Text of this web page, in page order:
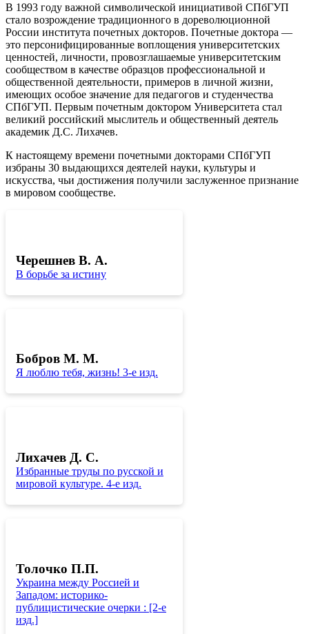
В 1993 году важной символической инициативой СПбГУП
стало возрождение традиционного в дореволюционной
России института почетных докторов. Почетные доктора —
это персонифицированные воплощения университетских
ценностей, личности, провозглашаемые университетским
сообществом в качестве образцов профессиональной и
общественной деятельности, примеров в личной жизни,
имеющих особое значение для педагогов и студенчества
СПбГУП. Первым почетным доктором Университета стал
великий российский мыслитель и общественный деятель
академик Д.С. Лихачев.
К настоящему времени почетными докторами СПбГУП
избраны 30 выдающихся деятелей науки, культуры и
искусства, чьи достижения получили заслуженное признание
в мировом сообществе.
Черешнев В. А.
В борьбе за истину
Бобров М. М.
Я люблю тебя, жизнь! 3-е изд.
Лихачев Д. С.
Избранные труды по русской и
мировой культуре. 4-е изд.
Толочко П.П.
Украина между Россией и
Западом: историко-
публицистические очерки : [2-е
изд.]